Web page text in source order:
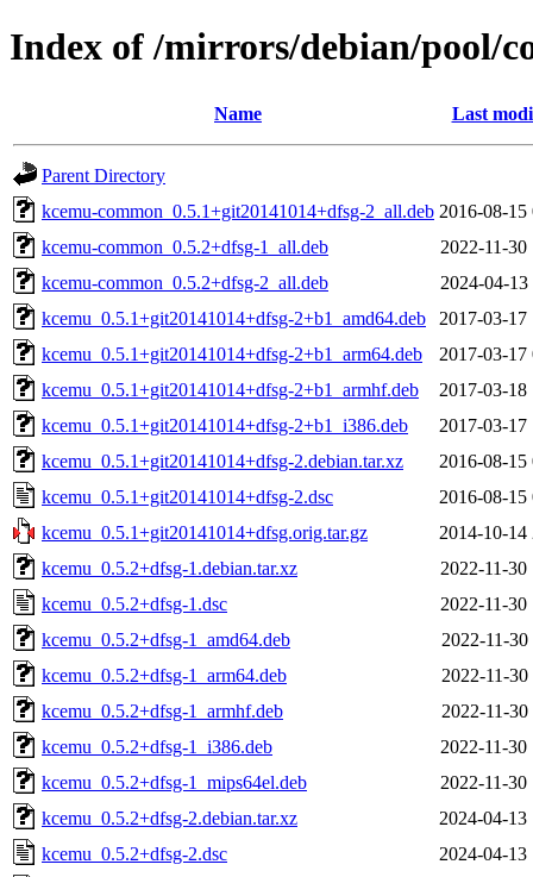
Index of /mirrors/debian/pool/
Name Last
Parent Directory
kcemu-common_0.5.1+git20141014+dfsg-2_all.deb 2016-08-15
kcemu-common_0.5.2+dfsg-1_all.deb
2022-11-30
kcemu-common_0.5.2+dfsg-2_all.deb
2024-04-13
kcemu_0.5.1+git20141014+dfsg-2+b1_amd64.deb
2017-03-17
kcemu_0.5.1+git20141014+dfsg-2+b1_arm64.deb
2017-03-17
kcemu_0.5.1+git20141014+dfsg-2+b1_armhf.deb
2017-03-18
kcemu_0.5.1+git20141014+dfsg-2+b1_i386.deb
2017-03-17
kcemu_0.5.1+git20141014+dfsg-2.debian.tar.xz
2016-08-15
kcemu_0.5.1+git20141014+dfsg-2.dsc
2016-08-15
kcemu_0.5.1+git20141014+dfsg.orig.tar.gz
2014-10-14
kcemu_0.5.2+dfsg-1.debian.tar.xz
2022-11-30
kcemu_0.5.2+dfsg-1.dsc
2022-11-30
kcemu_0.5.2+dfsg-1_amd64.deb
2022-11-30
kcemu_0.5.2+dfsg-1_arm64.deb
2022-11-30
kcemu_0.5.2+dfsg-1_armhf.deb
2022-11-30
kcemu_0.5.2+dfsg-1_i386.deb
2022-11-30
kcemu_0.5.2+dfsg-1_mips64el.deb
2022-11-30
kcemu_0.5.2+dfsg-2.debian.tar.xz
2024-04-13
kcemu_0.5.2+dfsg-2.dsc
2024-04-13